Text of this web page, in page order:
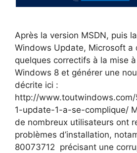
Après la version MSDN, puis
Windows Update, Microsoft a
quelques correctifs à la mise
Windows 8 et générer une
décrite ici :
http://
1-update-1-a-se-complique/
de nombreux utilisateurs ont
problèmes d’installation,
80073712 précisant une